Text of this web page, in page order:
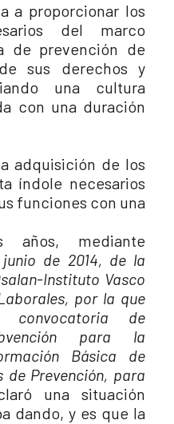
a proporcionar los
del marco
de prevención de
sus derechos y
una cultura
con una duración
adquisición de los
índole necesarios
funciones con una
años, mediante
de 2014, de la
Instituto Vasco
por la que
de
para la
Básica de
de Prevención, para
una situación
dando, y es que la